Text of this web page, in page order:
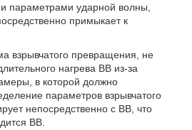
параметрами ударной волны,
примыкает к
взрывчатого превращения, не
нагрева ВВ из-за
в которой должно
параметров взрывчатого
непосредственно с ВВ, что
ВВ.